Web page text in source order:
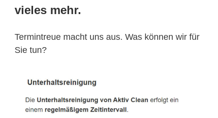
vieles mehr.
Termintreue macht uns aus. Was können wir für
Sie tun?